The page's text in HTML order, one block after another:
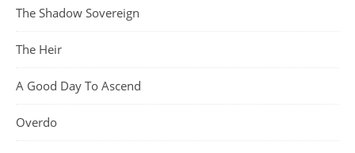
The Shadow Sovereign
The Heir
A Good Day To Ascend
Overdo